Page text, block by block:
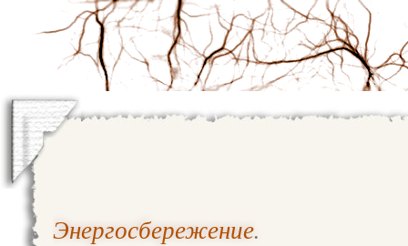
Энергосбережение.